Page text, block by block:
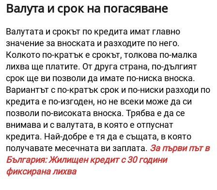
Валута и срок на погасяване
Валутата и срокът по кредита имат главно
значение за вноската и разходите по него.
Колкото по-кратък е срокът, толкова по-малка
лихва ще платите. От друга страна, по-дългият
срок ще ви позволи да имате по-ниска вноска.
Вариантът с по-кратък срок и по-ниски разходи по
кредита е по-изгоден, но не всеки може да си
позволи по-високата вноска. Трябва е да се
внимава и с валутата, в която е отпуснат
кредита. Най-добре е тя да е същата, в която
получавате месечната ви заплата. За първи път в
България: Жилищен кредит с 30 години
фиксирана лихва